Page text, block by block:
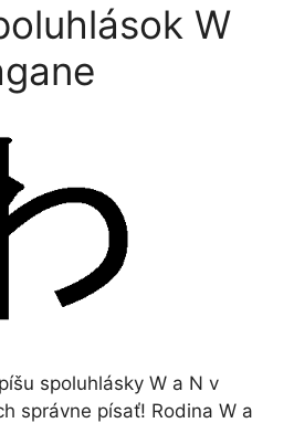
W
spoluhlásky W a N v
správne písať! Rodina W a